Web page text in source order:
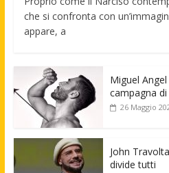
che si confronta con
appare, a
Miguel Angel
campagna
26 Maggio
John
divide tutti